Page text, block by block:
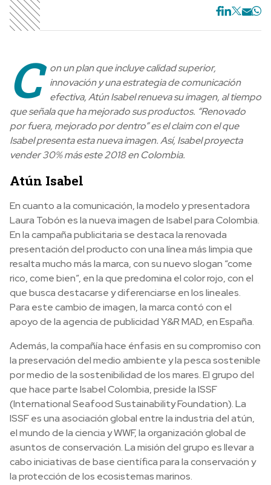
C
on un plan que incluye calidad superior,
innovación y una estrategia de comunicación
efectiva, Atún Isabel renueva su imagen, al tiempo
que señala que ha mejorado sus productos. “Renovado
por fuera, mejorado por dentro” es el claim con el que
Isabel presenta esta nueva imagen. Así, Isabel proyecta
vender 30% más este 2018 en Colombia.
Atún Isabel
En cuanto a la comunicación, la modelo y presentadora
Laura Tobón es la nueva imagen de Isabel para Colombia.
En la campaña publicitaria se destaca la renovada
presentación del producto con una línea más limpia que
resalta mucho más la marca, con su nuevo slogan “come
rico, come bien”, en la que predomina el color rojo, con el
que busca destacarse y diferenciarse en los lineales.
Para este cambio de imagen, la marca contó con el
apoyo de la agencia de publicidad Y&R MAD, en España.
Además, la compañía hace énfasis en su compromiso con
la preservación del medio ambiente y la pesca sostenible
por medio de la sostenibilidad de los mares. El grupo del
que hace parte Isabel Colombia, preside la ISSF
(International Seafood Sustainability Foundation). La
ISSF es una asociación global entre la industria del atún,
el mundo de la ciencia y WWF, la organización global de
asuntos de conservación. La misión del grupo es llevar a
cabo iniciativas de base científica para la conservación y
la protección de los ecosistemas marinos.